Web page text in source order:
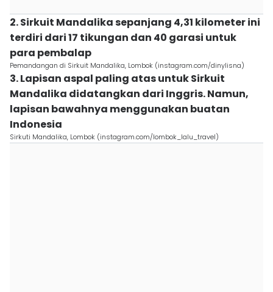
2. Sirkuit Mandalika sepanjang 4,31 kilometer ini
terdiri dari 17 tikungan dan 40 garasi untuk
para pembalap
Pemandangan di Sirkuit Mandalika, Lombok (instagram.com/dinylisna)
3. Lapisan aspal paling atas untuk Sirkuit
Mandalika didatangkan dari Inggris. Namun,
lapisan bawahnya menggunakan buatan
Indonesia
Sirkuti Mandalika, Lombok (instagram.com/lombok_lalu_travel)